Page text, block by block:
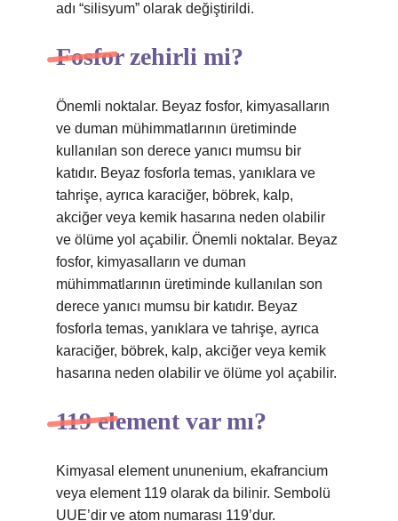
adı “silisyum” olarak değiştirildi.
Fosfor zehirli mi?
Önemli noktalar. Beyaz fosfor, kimyasalların
ve duman mühimmatlarının üretiminde
kullanılan son derece yanıcı mumsu bir
katıdır. Beyaz fosforla temas, yanıklara ve
tahrişe, ayrıca karaciğer, böbrek, kalp,
akciğer veya kemik hasarına neden olabilir
ve ölüme yol açabilir. Önemli noktalar. Beyaz
fosfor, kimyasalların ve duman
mühimmatlarının üretiminde kullanılan son
derece yanıcı mumsu bir katıdır. Beyaz
fosforla temas, yanıklara ve tahrişe, ayrıca
karaciğer, böbrek, kalp, akciğer veya kemik
hasarına neden olabilir ve ölüme yol açabilir.
119 element var mı?
Kimyasal element ununenium, ekafrancium
veya element 119 olarak da bilinir. Sembolü
UUE’dir ve atom numarası 119’dur.